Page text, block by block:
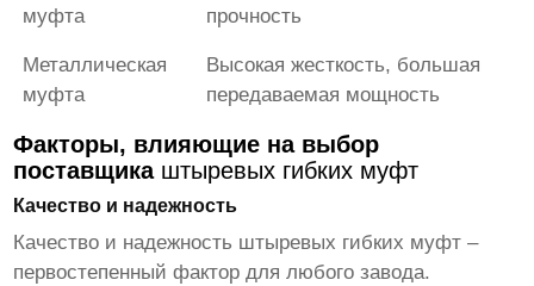
муфта
прочность
Металлическая
муфта
Высокая жесткость, большая
передаваемая мощность
Факторы, влияющие на выбор
поставщика штыревых гибких муфт
Качество и надежность
Качество и надежность штыревых гибких муфт –
первостепенный фактор для любого завода.